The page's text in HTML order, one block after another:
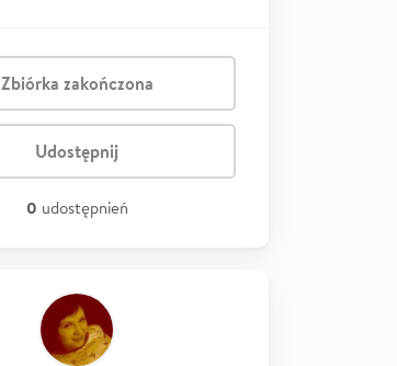
Zbiórka zakończona
Udostępnij
0 udostępnień